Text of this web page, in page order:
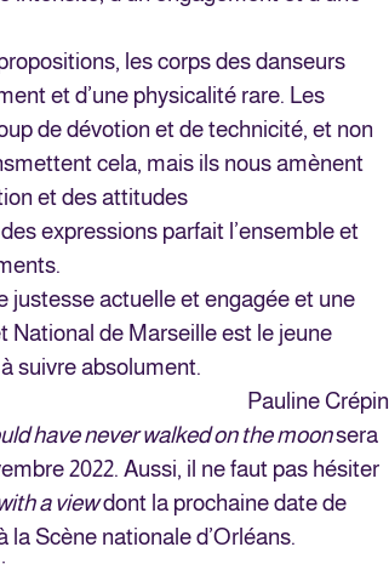
les corps des danseurs
et d’une physicalité rare. Les
de dévotion et de technicité, et non
cela, mais ils nous amènent
et des attitudes
expressions parfait l’ensemble et
justesse actuelle et engagée et une
de Marseille est le jeune
suivre absolument.
Pauline Crépin
have never walked on the moonsera
2022. Aussi, il ne faut pas hésiter
a viewdont la prochaine date de
la Scène nationale d’Orléans.